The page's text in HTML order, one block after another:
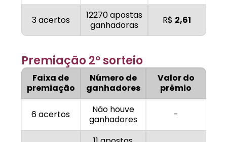
3 acertos
12270 apostas
ganhadoras
R$ 2,61
Premiação 2º sorteio
Faixa de
premiação
Número de
ganhadores
Valor do
prêmio
6 acertos
Não houve
ganhadores
-